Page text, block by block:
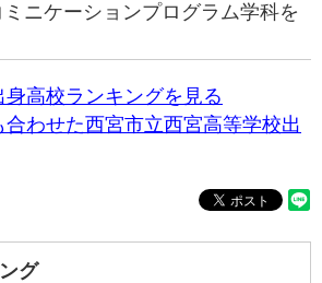
ニケーションプログラム学科を
高校ランキングを見る
わせた西宮市立西宮高等学校出
グ